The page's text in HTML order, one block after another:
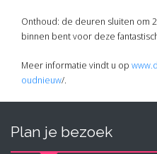
Onthoud: de deuren sluiten om
binnen bent voor deze
Meer informatie vindt u op
oudnieuw/.
Plan je bezoek